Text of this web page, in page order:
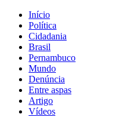
Início
Política
Cidadania
Brasil
Pernambuco
Mundo
Denúncia
Entre aspas
Artigo
Vídeos